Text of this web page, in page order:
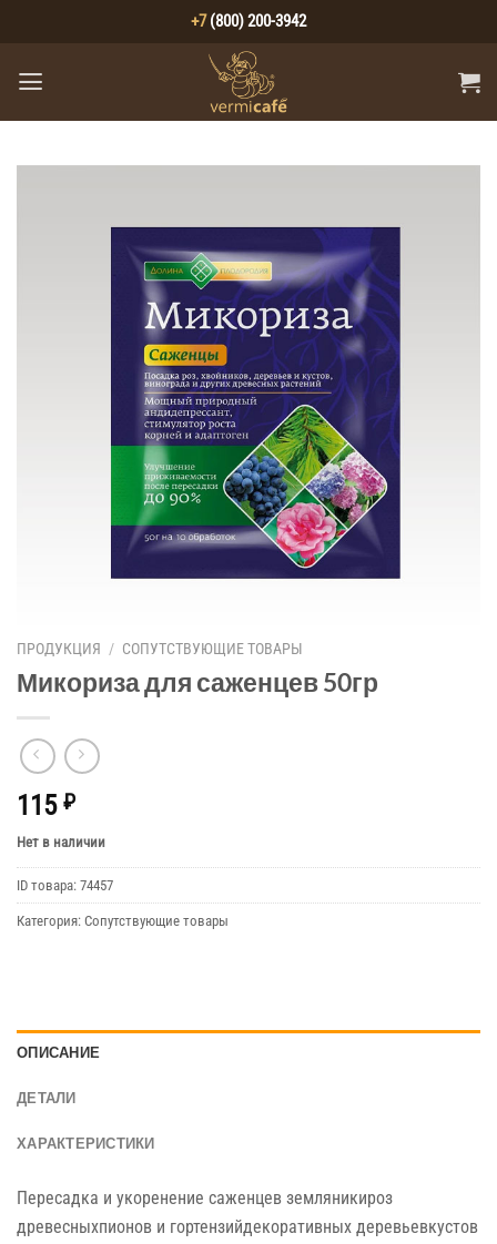
content
+7 (800) 200-3942
ПРОДУКЦИЯ / СОПУТСТВУЮЩИЕ ТОВАРЫ
Микориза для саженцев 50гр
115 ₽
Нет в наличии
ID товара: 74457
Категория: Сопутствующие товары
ОПИСАНИЕ
ДЕТАЛИ
ХАРАКТЕРИСТИКИ
Пересадка и укоренение саженцев земляникироз
древесныхпионов и гортензийдекоративных деревьевкустов